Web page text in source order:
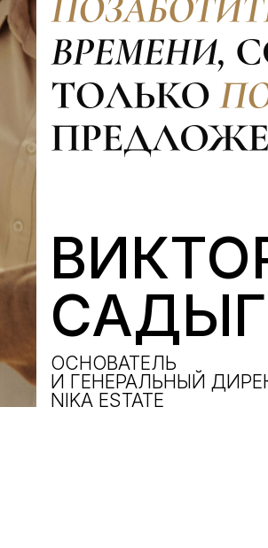
ОСНОВАТЕЛЬ
И ГЕНЕРАЛЬНЫЙ
NIKA ESTATE